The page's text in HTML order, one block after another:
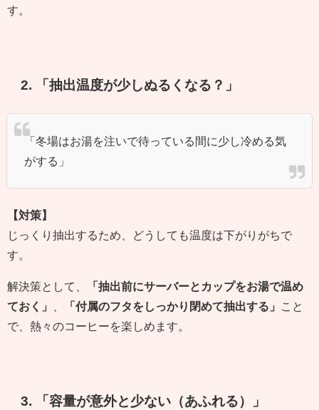
す。
2. 「抽出温度が少しぬるくなる？」
「冬場はお湯を注いで待っている間に少し冷める気
がする」
【対策】
じっくり抽出するため、どうしても温度は下がりがちで
す。
解決策として、
「抽出前にサーバーとカップをお湯で温め
ておく」
「付属のフタをしっかり閉めて抽出する」
こと
で、熱々のコーヒーを楽しめます。
3. 「容量が意外と少ない（あふれる）」